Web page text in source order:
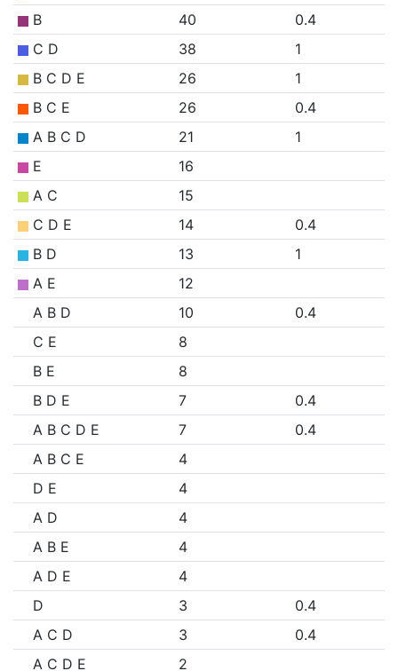
B
40
0.4
C D
38
1
B C D E
26
1
B C E
26
0.4
A B C D
21
1
E
16
A C
15
C D E
14
0.4
B D
13
1
A E
12
A B D
10
0.4
C E
8
B E
8
B D E
7
0.4
A B C D E
7
0.4
A B C E
4
D E
4
A D
4
A B E
4
A D E
4
D
3
0.4
A C D
3
0.4
A C D E
2